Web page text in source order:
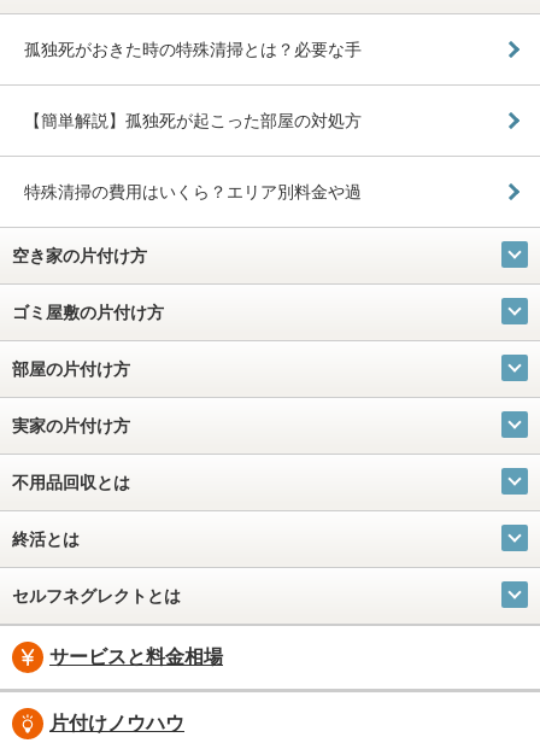
孤独死がおきた時の特殊清掃とは？必要な手
【簡単解説】孤独死が起こった部屋の対処方
特殊清掃の費用はいくら？エリア別料金や過
空き家の片付け方
ゴミ屋敷の片付け方
部屋の片付け方
実家の片付け方
不用品回収とは
終活とは
セルフネグレクトとは
サービスと料金相場
片付けノウハウ